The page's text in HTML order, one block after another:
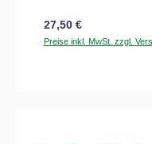
Regulärer Preis:
27,50 €
Preise inkl. MwSt. zzgl.